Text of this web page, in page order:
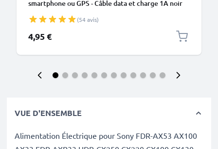
smartphone ou GPS - Câble data et charge 1A noir
(54 avis)
4,95 €
VUE D'ENSEMBLE
Alimentation Électrique pour Sony FDR-AX53 AX100